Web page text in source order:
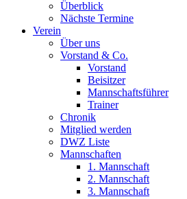
Überblick
Nächste Termine
Verein
Über uns
Vorstand & Co.
Vorstand
Beisitzer
Mannschaftsführer
Trainer
Chronik
Mitglied werden
DWZ Liste
Mannschaften
1. Mannschaft
2. Mannschaft
3. Mannschaft